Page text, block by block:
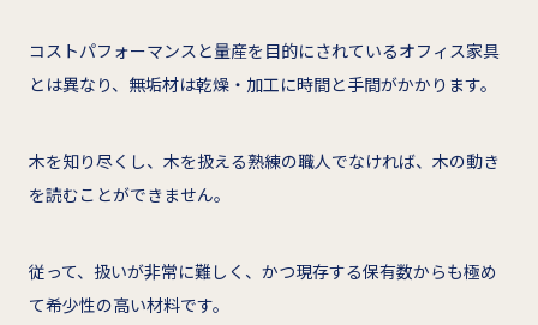
コストパフォーマンスと量産を目的にされているオフィス家具
とは異なり、無垢材は乾燥・加工に時間と手間がかかります。
木を知り尽くし、木を扱える熟練の職人でなければ、木の動き
を読むことができません。
従って、扱いが非常に難しく、かつ現存する保有数からも極め
て希少性の高い材料です。